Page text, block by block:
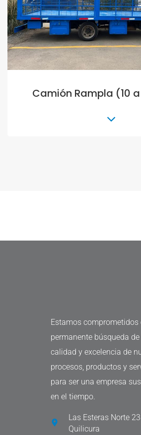
Bodegas de
Estamos comprometidos
permanente búsqueda de
calidad y excelencia de
procesos, productos y
para ser una empresa
en el tiempo.
Las Esteras Norte
Quilicura